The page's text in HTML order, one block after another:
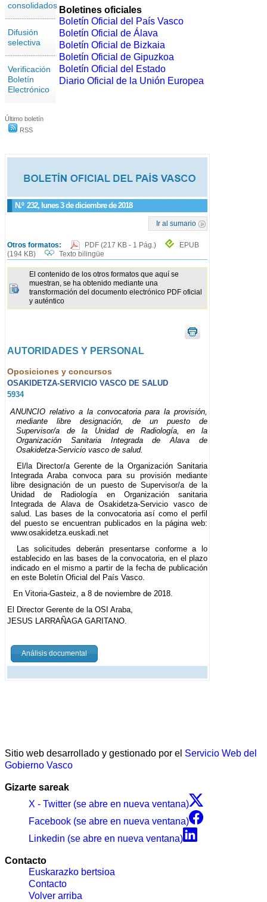
consolidados
Difusión
selectiva
Verificación
Boletín
Electrónico
Último boletín
RSS
N.º 232, lunes 3 de diciembre de 2018
Ir al sumario
Otros formatos: PDF (217 KB - 1 Pág.)
EPUB
(194 KB)
Texto bilingüe
El contenido de los otros formatos que aquí se
muestran, se ha obtenido mediante una
transformación del documento electrónico PDF oficial
y auténtico
AUTORIDADES Y PERSONAL
Oposiciones y concursos
OSAKIDETZA-SERVICIO VASCO DE SALUD
5934
ANUNCIO relativo a la convocatoria para la provisión,
mediante libre designación, de un puesto de
Supervisor/a de la Unidad de Radiología, en la
Organización Sanitaria Integrada de Alava de
Osakidetza-Servicio vasco de salud.
El/la Director/a Gerente de la Organización Sanitaria
Integrada Araba convoca para su provisión mediante
libre designación de un puesto de Supervisor/a de la
Unidad de Radiología en Organización sanitaria
Integrada de Alava de Osakidetza-Servicio vasco de
salud. Las bases de la convocatoria así como el perfil
del puesto se encuentran publicados en la página web:
www.osakidetza.euskadi.net
Las solicitudes deberán presentarse conforme a lo
establecido en las bases de la convocatoria, en el plazo
indicado en el mismo a partir de la fecha de publicación
en este Boletín Oficial del País Vasco.
En Vitoria-Gasteiz, a 8 de noviembre de 2018.
El Director Gerente de la OSI Araba,
JESUS LARRAÑAGA GARITANO.
Análisis documental
Boletines oficiales
Boletín Oficial del País Vasco
Boletín Oficial de Álava
Boletín Oficial de Bizkaia
Boletín Oficial de Gipuzkoa
Boletín Oficial del Estado
Diario Oficial de la Unión Europea
Sitio web desarrollado y gestionado por el Servicio Web del
Gobierno Vasco
Gizarte sareak
X - Twitter (se abre en nueva ventana)
Facebook (se abre en nueva ventana)
Linkedin (se abre en nueva ventana)
Contacto
Euskarazko bertsioa
Contacto
Volver arriba